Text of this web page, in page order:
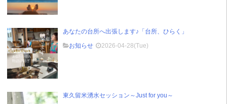
あなたの台所へ出張します♪「台所、ひらく」
お知らせ
2026-04-28(Tue)
東久留米湧水セッション～Just for you～